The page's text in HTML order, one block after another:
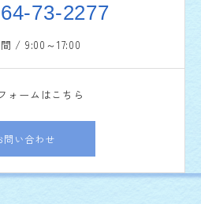
73-2277
/ 9:00～17:00
ォームはこちら
問い合わせ